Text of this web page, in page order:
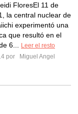
FloresEl 11 de
la central nuclear de
experimentó una
que resultó en el
6...
Leer el resto
por
Miguel Angel